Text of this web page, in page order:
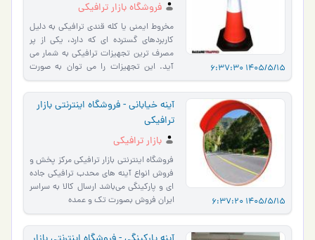
1405/5/15 6:37:30
فروشگاه بازار ترافیکی
مخروط ایمنی یا کله قندی ترافیکی به دلیل
کاربردهای گسترده ای که دارد، یکی از پر
مصرف ترین تجهیزات ترافیکی به شمار می
آید. اين تجهیزات را مي توان به صورت
موقتی در معابر …
1405/5/15 6:37:20
آینه خیابانی - فروشگاه اینترنتی بازار
ترافیکی
بازار ترافیکی
فروشگاه اینترنتی بازار ترافیکی مرکز پخش و
فروش انواع آینه های محدب ترافیکی جاده
ای و پارکینگی می‌باشد ارسال کالا به سراسر
ایران فروش بصورت تک و عمده